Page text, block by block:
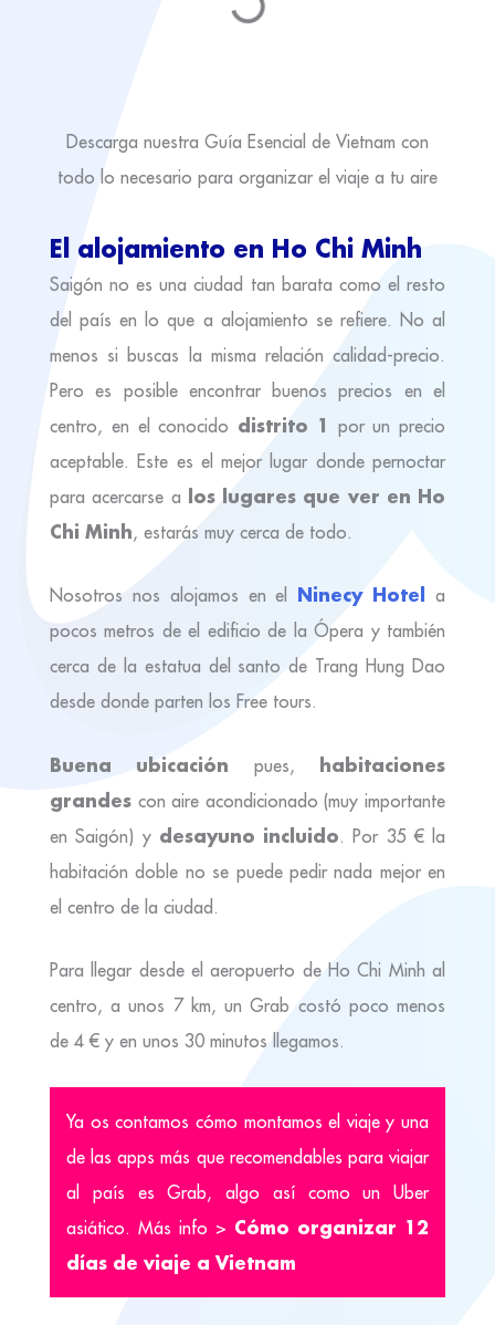
Descarga nuestra Guía Esencial de Vietnam con
todo lo necesario para organizar el viaje a tu aire
El alojamiento en Ho Chi Minh
Saigón no es una ciudad tan barata como el resto
del país en lo que a alojamiento se refiere. No al
menos si buscas la misma relación calidad-precio.
Pero es posible encontrar buenos precios en el
centro, en el conocido distrito 1 por un precio
aceptable. Este es el mejor lugar donde pernoctar
para acercarse a los lugares que ver en Ho
Chi Minh, estarás muy cerca de todo.
Nosotros nos alojamos en el Ninecy Hotel
a
pocos metros de el edificio de la Ópera y también
cerca de la estatua del santo de Trang Hung Dao
desde donde parten los Free tours.
Buena ubicación pues, habitaciones
grandes con aire acondicionado (muy importante
en Saigón) y desayuno incluido. Por 35 € la
habitación doble no se puede pedir nada mejor en
el centro de la ciudad.
Para llegar desde el aeropuerto de Ho Chi Minh al
centro, a unos 7 km, un Grab costó poco menos
de 4 € y en unos 30 minutos llegamos.
Ya os contamos cómo montamos el viaje y una
de las apps más que recomendables para viajar
al país es Grab, algo así como un Uber
asiático. Más info > Cómo organizar 12
días de viaje a Vietnam